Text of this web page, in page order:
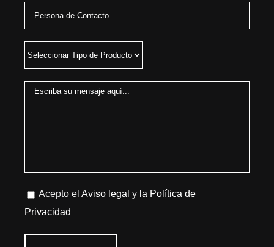
Acepto elAviso legal y la Política de
Privacidad